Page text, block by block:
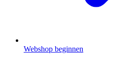
Webshop beginnen